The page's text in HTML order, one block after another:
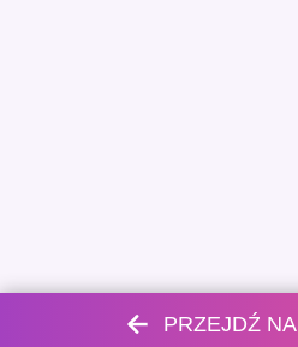
PRZEJDŹ NA